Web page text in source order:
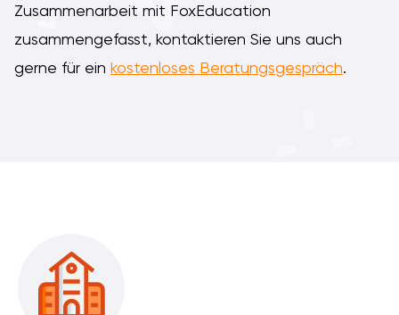
Zusammenarbeit mit FoxEducation
zusammengefasst, kontaktieren Sie uns auch
gerne für ein kostenloses Beratungsgespräch.